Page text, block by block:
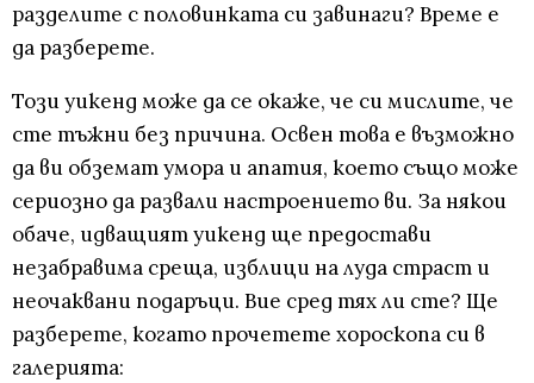
разделите с половинката си завинаги? Време е
да разберете.
Този уикенд може да се окаже, че си мислите, че
сте тъжни без причина. Освен това е възможно
да ви обземат умора и апатия, което също може
сериозно да развали настроението ви. За някои
обаче, идващият уикенд ще предостави
незабравима среща, изблици на луда страст и
неочаквани подаръци. Вие сред тях ли сте? Ще
разберете, когато прочетете хороскопа си в
галерията: